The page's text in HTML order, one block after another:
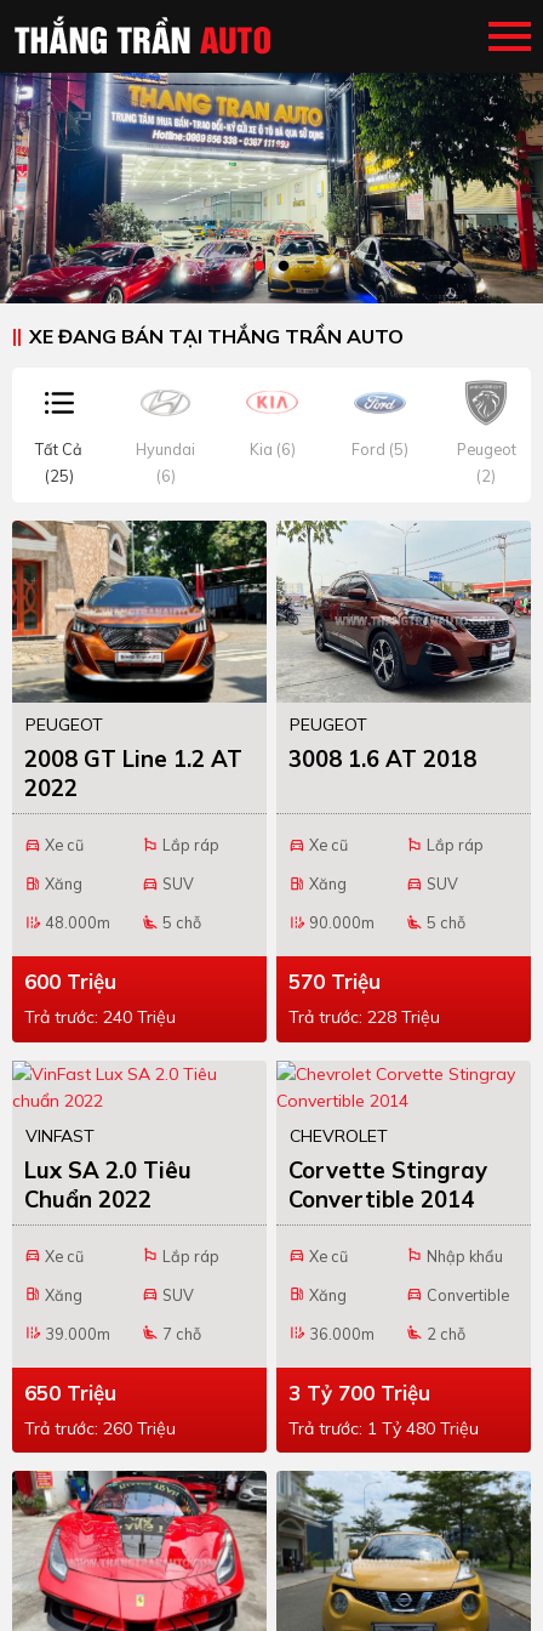
XE ĐANG BÁN TẠI THẮNG TRẦN AUTO
Tất Cả
(25)
Hyundai
(6)
Kia (6) Ford (5)
Peugeot
(2)
PEUGEOT
2008 GT Line 1.2 AT
2022
directions_car Xe cũ emoji_flags Lắp ráp
local_gas_station Xăng directions_car SUV
edit_road 48.000m airline_seat_recline_extra 5 chỗ
600 Triệu
Trả trước: 240 Triệu
PEUGEOT
3008 1.6 AT 2018
directions_car Xe cũ emoji_flags Lắp ráp
local_gas_station Xăng directions_car SUV
edit_road 90.000m airline_seat_recline_extra 5 chỗ
570 Triệu
Trả trước: 228 Triệu
VINFAST
Lux SA 2.0 Tiêu
Chuẩn 2022
directions_car Xe cũ emoji_flags Lắp ráp
local_gas_station Xăng directions_car SUV
edit_road 39.000m airline_seat_recline_extra 7 chỗ
650 Triệu
Trả trước: 260 Triệu
CHEVROLET
Corvette Stingray
Convertible 2014
directions_car Xe cũ emoji_flags Nhập khẩu
local_gas_station Xăng directions_car Convertible
edit_road 36.000m airline_seat_recline_extra 2 chỗ
3 Tỷ 700 Triệu
Trả trước: 1 Tỷ 480 Triệu